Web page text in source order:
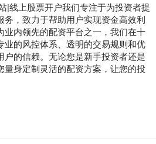
|线上股票开户我们专注于为投资者提
，致力于帮助用户实现资金高效利
业内领先的配资平台之一，我们在十
业的风控体系、透明的交易规则和优
户的信赖。无论您是新手投资者还是
量身定制灵活的配资方案，让您的投